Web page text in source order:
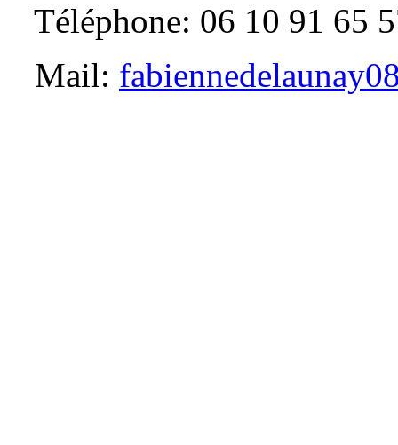
Téléphone: 06 10 91 65
Mail: